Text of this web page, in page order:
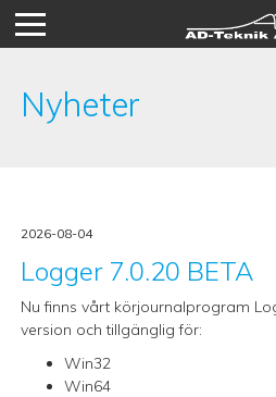
Hoppa
Nyheter
2026-08-04
Logger 7.0.20 BETA
Nu finns vårt körjournalprogram
version och tillgänglig för:
Win32
Win64